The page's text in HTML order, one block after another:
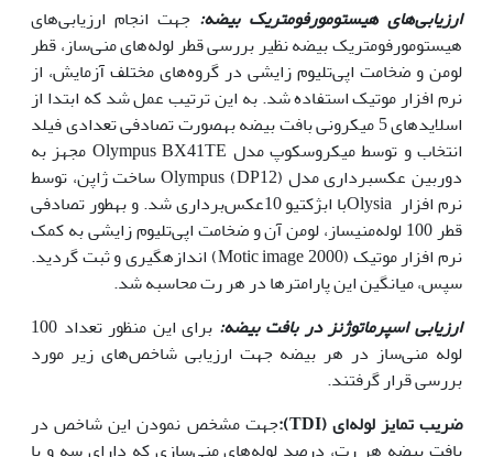
ارزیابی‌های هیستومورفومتریک بیضه: جهت انجام ارزیابی‌های
هیستومورفومتریک بیضه نظیر بررسی قطر لوله‌های منی‌ساز، قطر
لومن و ضخامت اپی‌تلیوم زایشی در گروه‌های مختلف آزمایش، از
نرم افزار موتیک استفاده شد. به این ترتیب عمل شد که ابتدا از
اسلایدهای 5 میکرونی بافت بیضه به‏صورت تصادفی تعدادی فیلد
انتخاب و توسط میکروسکوپ مدل Olympus BX41TE مجهز به
دوربین عکس­برداری مدل Olympus (DP12) ساخت ژاپن، توسط
نرم افزار Olysiaبا ابژکتیو 10عکس‌برداری شد. و به‏طور تصادفی
قطر 100 لوله‌منی­ساز، لومن آن و ضخامت اپی‌تلیوم زایشی به کمک
نرم افزار موتیک (Motic image 2000) اندازه­گیری و ثبت گردید.
سپس، میانگین این پارامترها در هر رت محاسبه شد.
ارزیابی اسپرماتوژنز در بافت بیضه:
برای این منظور تعداد 100
لوله منی‌ساز در هر بیضه جهت ارزیابی شاخص‌های زیر مورد
بررسی قرار گرفتند.
ضریب تمایز لوله‌ای(TDI)
:جهت مشخص نمودن این شاخص در
بافت بیضه هر رت، درصد لوله‌های منی‌سازی که دارای سه و یا